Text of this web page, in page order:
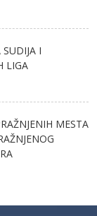
I
LIGA
MESTA